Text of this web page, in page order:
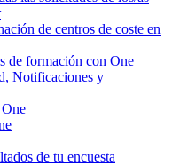
de centros de coste en
de formación con One
Notificaciones y
de tu encuesta